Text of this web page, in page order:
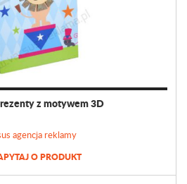
z motywem 3D
agencja reklamy
O PRODUKT